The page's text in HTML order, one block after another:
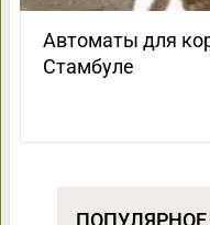
Автоматы для
Стамбуле
ПОПУЛЯРНОЕ